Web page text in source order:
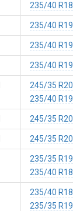
235/40 R18
235/40 R19
235/40 R19
235/40 R19
245/35 R20
235/40 R19
245/35 R20
245/35 R20
235/35 R19
235/40 R18
235/40 R18
235/35 R19